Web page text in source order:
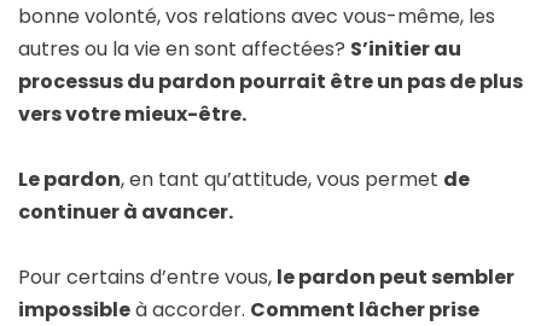
bonne volonté, vos relations avec vous-même, les
autres ou la vie en sont affectées? S’initier au
processus du pardon pourrait être un pas de plus
vers votre mieux-être.
Le pardon, en tant qu’attitude, vous permet de
continuer à avancer.
Pour certains d’entre vous, le pardon peut sembler
impossibleà accorder. Comment lâcher prise